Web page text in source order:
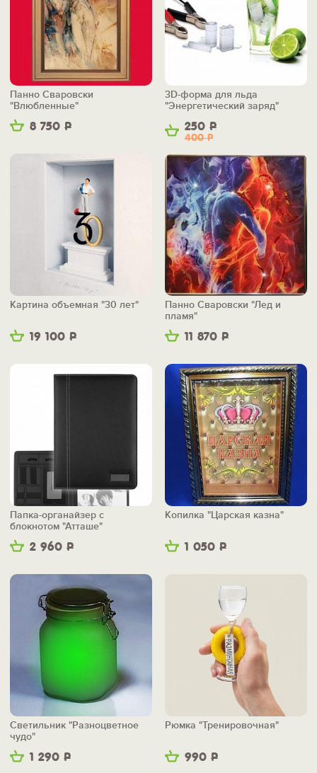
8 750 Р
Панно Сваровски
"Влюбленные"
250 Р
400Р
3D-форма для льда
"Энергетический заряд"
19 100 Р
Картина объемная "30 лет"
11 870 Р
Панно Сваровски "Лед и
пламя"
2 960 Р
Папка-органайзер с
блокнотом "Атташе"
1 050 Р
Копилка "Царская казна"
1 290 Р
Светильник "Разноцветное
чудо"
990 Р
Рюмка "Тренировочная"